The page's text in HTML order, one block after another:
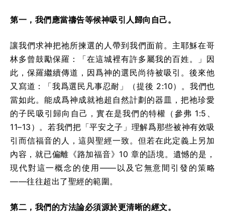
第一，我們應當禱告等候神吸引人歸向自己。
讓我們求神把祂所揀選的人帶到我們面前。主耶穌在哥
林多曾鼓勵保羅：「在這城裡有許多屬我的百姓。」因
此，保羅繼續傳道，因爲神的選民尚待被吸引。後來他
又寫道：「我爲選民凡事忍耐」（提後 2:10）。我們也
當如此。能成爲神成就祂超自然計劃的器皿，把祂珍愛
的子民吸引歸向自己，實在是我們的特權（參弗 1:5、
11–13）。若我們把「平安之子」理解爲那些被神有效吸
引而信福音的人，這與聖經一致。但若在此定義上另加
內容，就已偏離《路加福音》10 章的語境。遺憾的是，
現代對這一概念的使用——以及它無意間引發的策略
——往往超出了聖經的範圍。
第二，我們的方法論必須源於更清晰的經文。